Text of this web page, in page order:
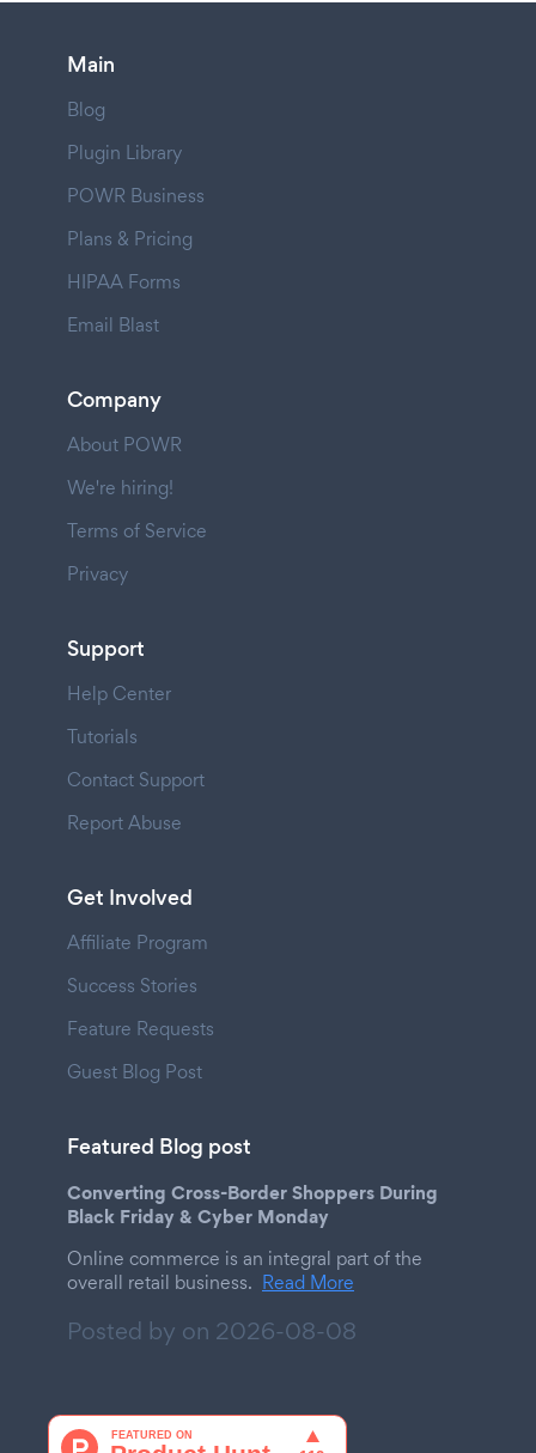
Main
Blog
Plugin Library
POWR Business
Plans & Pricing
HIPAA Forms
Email Blast
Company
About POWR
We're hiring!
Terms of Service
Privacy
Support
Help Center
Tutorials
Contact Support
Report Abuse
Get Involved
Affiliate Program
Success Stories
Feature Requests
Guest Blog Post
Featured Blog post
Converting Cross-Border Shoppers During
Black Friday & Cyber Monday
Online commerce is an integral part of the
overall retail business. Read More
Posted by on 2026-08-08